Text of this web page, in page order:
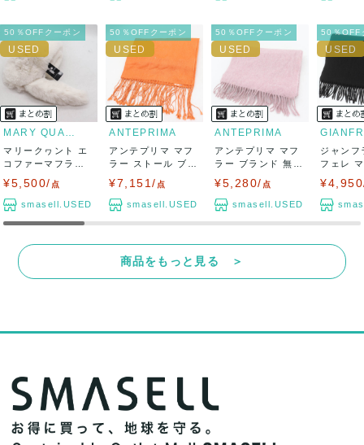
50％OFFクーポン
MARY QUANT
マリークヮント エ
コファーマフラー
¥5,500/ 点
smasell.USED
50％OFFクーポン
ANTEPRIMA
アンテプリマ マフ
ラー ストール ブラ
¥7,151/ 点
smasell.USED
50％OFFクーポン
ANTEPRIMA
アンテプリマ マフ
ラー ブランド 無地
¥5,280/ 点
smasell.USED
50％OFF
ジャンフ
フェレ
商品をもっと見る ＞